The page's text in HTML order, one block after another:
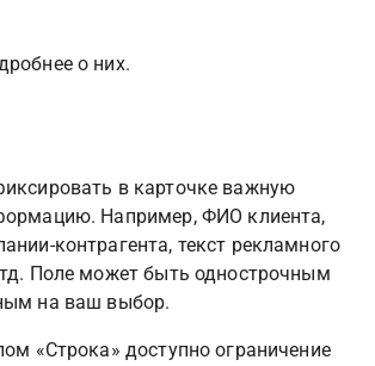
о них.
в карточке важную
Например, ФИО клиента,
контрагента, текст рекламного
Поле может быть однострочным
на ваш выбор.
«Строка» доступно ограничение